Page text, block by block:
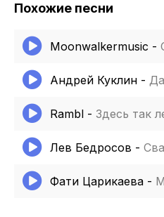
Похожие песни
Moonwalkermusic -
Андрей Куклин -
Rambl - Здесь так
Лев Бедросов -
Фати Царикаева -